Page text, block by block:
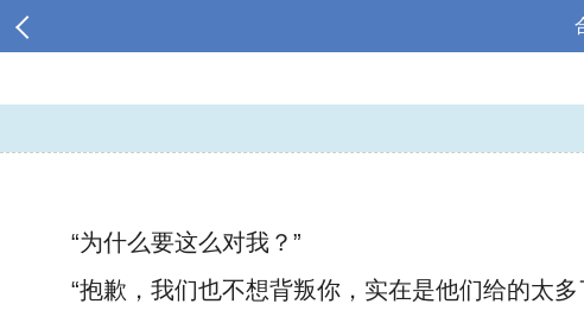
“为什么要这么对我？”
“抱歉，我们也不想背叛你，实在是他们给的太多